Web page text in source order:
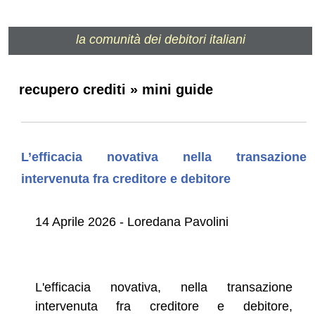
la comunità dei debitori italiani
recupero crediti » mini guide
L’efficacia novativa nella transazione
intervenuta fra creditore e debitore
14 Aprile 2026 - Loredana Pavolini
L'efficacia novativa, nella transazione
intervenuta fra creditore e debitore,